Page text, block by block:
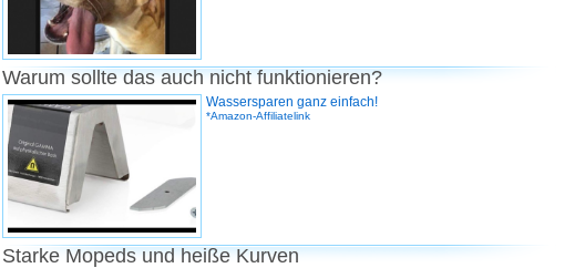
Warum sollte das auch nicht funktionieren?
Wassersparen ganz einfach!
*Amazon-Affiliatelink
Starke Mopeds und heiße Kurven